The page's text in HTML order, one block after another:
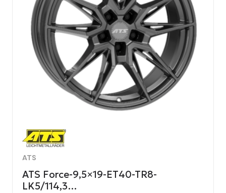
ATS
ATS Force-9,5×19-ET40-TR8-
LK5/114,3…